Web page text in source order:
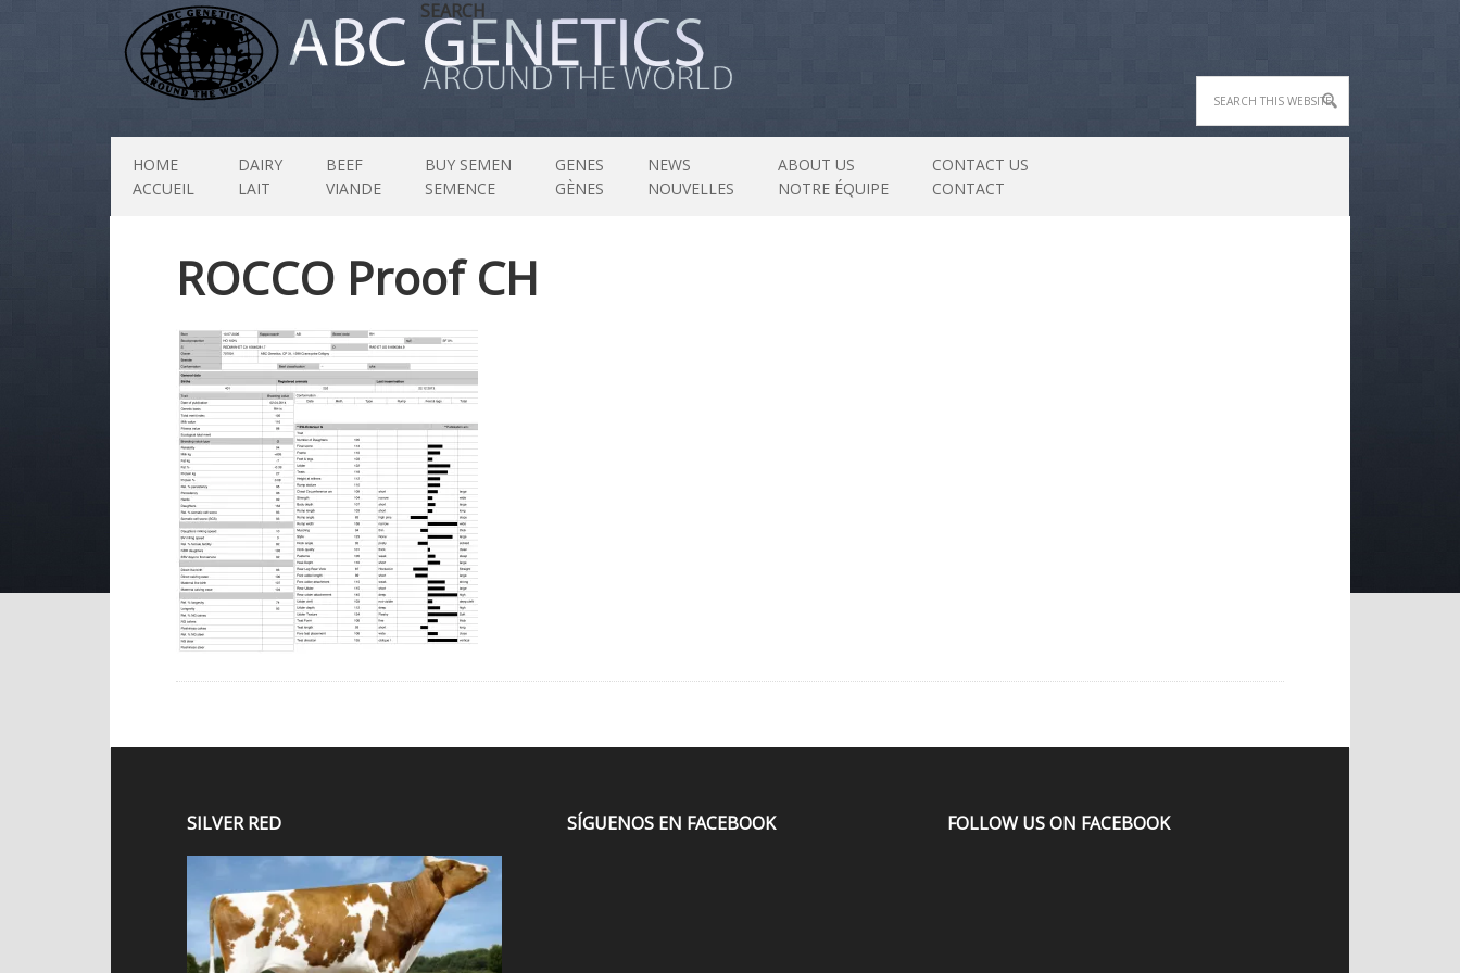
SEARCH
HOME
ACCUEIL
DAIRY
LAIT
BEEF
VIANDE
BUY SEMEN
SEMENCE
GENES
GÈNES
NEWS
NOUVELLES
ABOUT US
NOTRE ÉQUIPE
CONTACT US
CONTACT
ROCCO Proof CH
SILVER RED SÍGUENOS EN FACEBOOK FOLLOW US ON FACEBOOK